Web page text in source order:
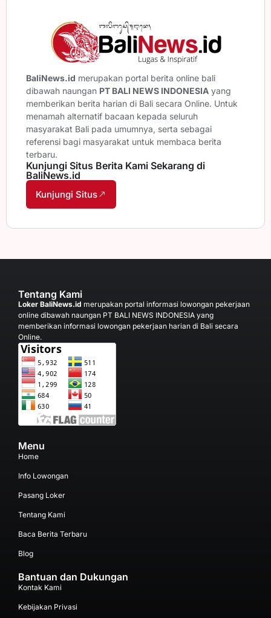
BaliNews.id merupakan portal berita online bali
dibawah naungan PT BALI NEWS INDONESIA yang
memberikan berita harian di Bali secara Online. Untuk
menamah alternatif bacaan kepada seluruh
masyarakat Bali pada umumnya, serta sebagai
referensi bagi masyarakat untuk membaca berita
terbaru.
Kunjungi Situs Berita Kami Sekarang di
BaliNews.id
Kunjungi Situs
Tentang Kami
Loker BaliNews.id merupakan portal informasi lowongan pekerjaan
online dibawah naungan PT BALI NEWS INDONESIA yang
memberikan informasi lowongan pekerjaan harian di Bali secara
Online.
Menu
Home
Info Lowongan
Pasang Loker
Tentang Kami
Baca Berita Terbaru
Blog
Bantuan dan Dukungan
Kontak Kami
Kebijakan Privasi